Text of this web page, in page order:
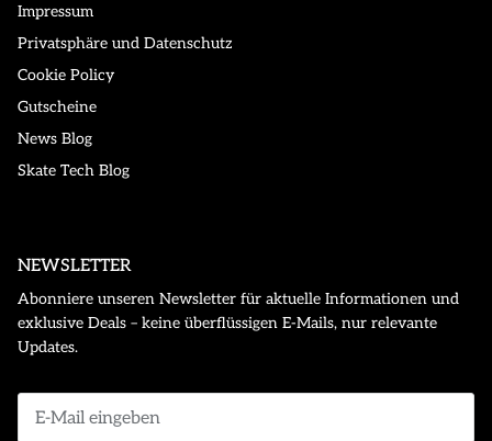
Impressum
Privatsphäre und Datenschutz
Cookie Policy
Gutscheine
News Blog
Skate Tech Blog
NEWSLETTER
Abonniere unseren Newsletter für aktuelle Informationen und
exklusive Deals – keine überflüssigen E-Mails, nur relevante
Updates.